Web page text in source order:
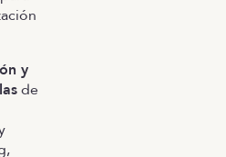
y
de